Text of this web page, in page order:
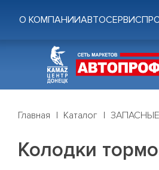
О КОМПАНИИАВТОСЕРВИС
Главная Каталог
Колодки